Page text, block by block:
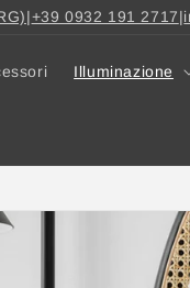
|+39 0932 191 2717|
Illuminazione